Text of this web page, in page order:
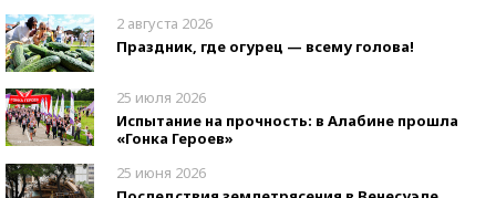
2 августа 2026
Праздник, где огурец — всему голова!
25 июля 2026
Испытание на прочность: в Алабине прошла
«Гонка Героев»
25 июня 2026